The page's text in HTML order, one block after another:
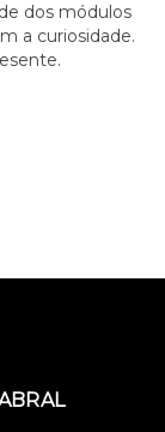
dos módulos
a curiosidade.